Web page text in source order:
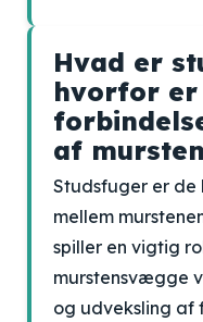
Hvad er
hvorfor
af
Studsfuger er
mellem
spiller en vigtig
murstensvægge
og udveksling af